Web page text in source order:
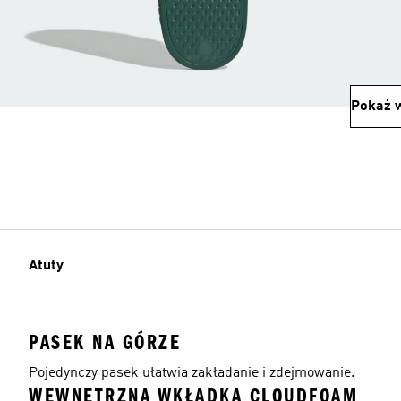
Pokaż
Atuty
PASEK NA GÓRZE
Pojedynczy pasek ułatwia zakładanie i zdejmowanie.
WEWNĘTRZNA WKŁADKA CLOUDFOAM